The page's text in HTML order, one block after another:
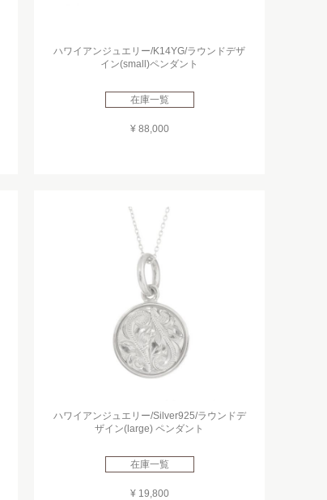
ハワイアンジュエリー/K14YG/ラウンドデザ
イン(small)ペンダント
在庫一覧
¥ 88,000
ハワイアンジュエリー/Silver925/ラウンドデ
ザイン(large) ペンダント
在庫一覧
¥ 19,800